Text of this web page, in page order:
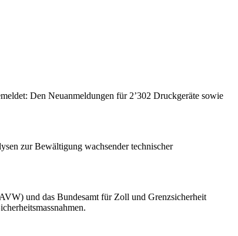
Den Neuanmeldungen für 2’302 Druckgeräte sowie
zur Bewältigung wachsender technischer
und das Bundesamt für Zoll und Grenzsicherheit